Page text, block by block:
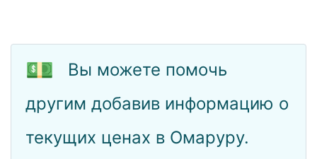
💵
Вы можете помочь
другим добавив информацию о
текущих ценах в Омаруру.